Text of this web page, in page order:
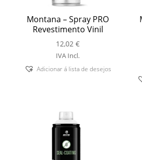
Montana – Spray PRO
Revestimento Vinil
12,02€
IVA Incl.
Adicionar á lista de desejos